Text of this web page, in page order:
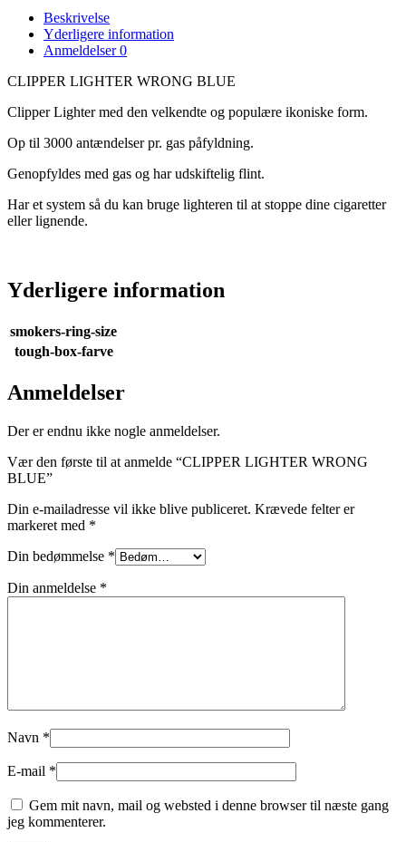
Beskrivelse
Yderligere information
Anmeldelser0
CLIPPER LIGHTER WRONG BLUE
Clipper Lighter med den velkendte og populære ikoniske form.
Op til 3000 antændelser pr. gas påfyldning.
Genopfyldes med gas og har udskiftelig flint.
Har et system så du kan bruge lighteren til at stoppe dine cigaretter
eller lignende.
Yderligere information
smokers-ring-size
tough-box-farve
Anmeldelser
Der er endnu ikke nogle anmeldelser.
Vær den første til at anmelde “CLIPPER LIGHTER WRONG
BLUE”
Din e-mailadresse vil ikke blive publiceret. Krævede felter er
markeret med *
Din bedømmelse *
Din anmeldelse *
Navn *
E-mail *
Gem mit navn, mail og websted i denne browser til næste gang
jeg kommenterer.